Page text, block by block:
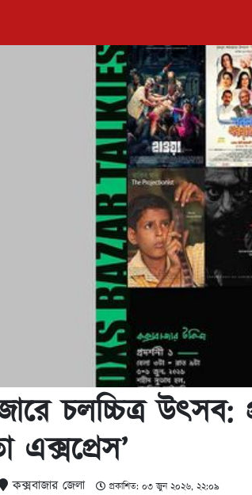
চলচ্চিত্র উৎসব:
এক্সপ্রেস’
কক্সবাজার জেলা প্রকাশিত: ০৩ জুন ২০২৬, ২২:০৯